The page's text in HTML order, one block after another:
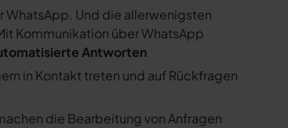
WhatsApp. Und die allerwenigsten
Kommunikation über WhatsApp
Antworten
in Kontakt treten und auf Rückfragen
die Bearbeitung von Anfragen